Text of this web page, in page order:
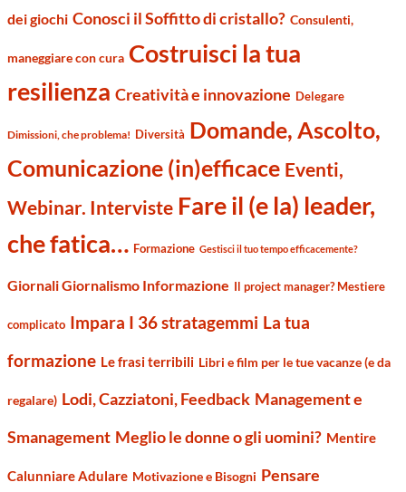
dei giochi Conosci il Soffitto di cristallo? Consulenti,
maneggiare con cura Costruisci la tua
resilienza Creatività e innovazione Delegare
Dimissioni, che problema! Diversità Domande, Ascolto,
Comunicazione (in)efficace Eventi,
Webinar. Interviste Fare il (e la) leader,
che fatica… Formazione Gestisci il tuo tempo efficacemente?
Giornali Giornalismo Informazione Il project manager? Mestiere
complicato Impara I 36 stratagemmi La tua
formazione Le frasi terribili Libri e film per le tue vacanze (e da
regalare) Lodi, Cazziatoni, Feedback Management e
Smanagement Meglio le donne o gli uomini? Mentire
Calunniare Adulare Motivazione e Bisogni Pensare